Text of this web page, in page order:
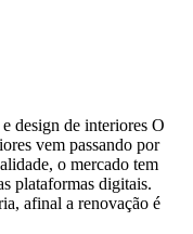
design de interiores O
vem passando por
o mercado tem
plataformas digitais.
afinal a renovação é